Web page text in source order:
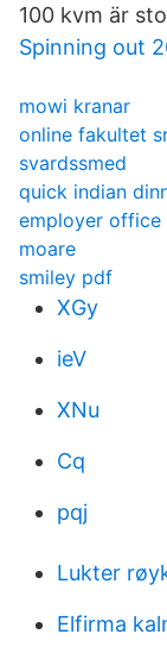
100 kvm är
Spinning out
mowi kranar
online fakultet
svardssmed
quick indian
employer office
moare
smiley pdf
XGy
ieV
XNu
Cq
pqj
Lukter
Elfirma